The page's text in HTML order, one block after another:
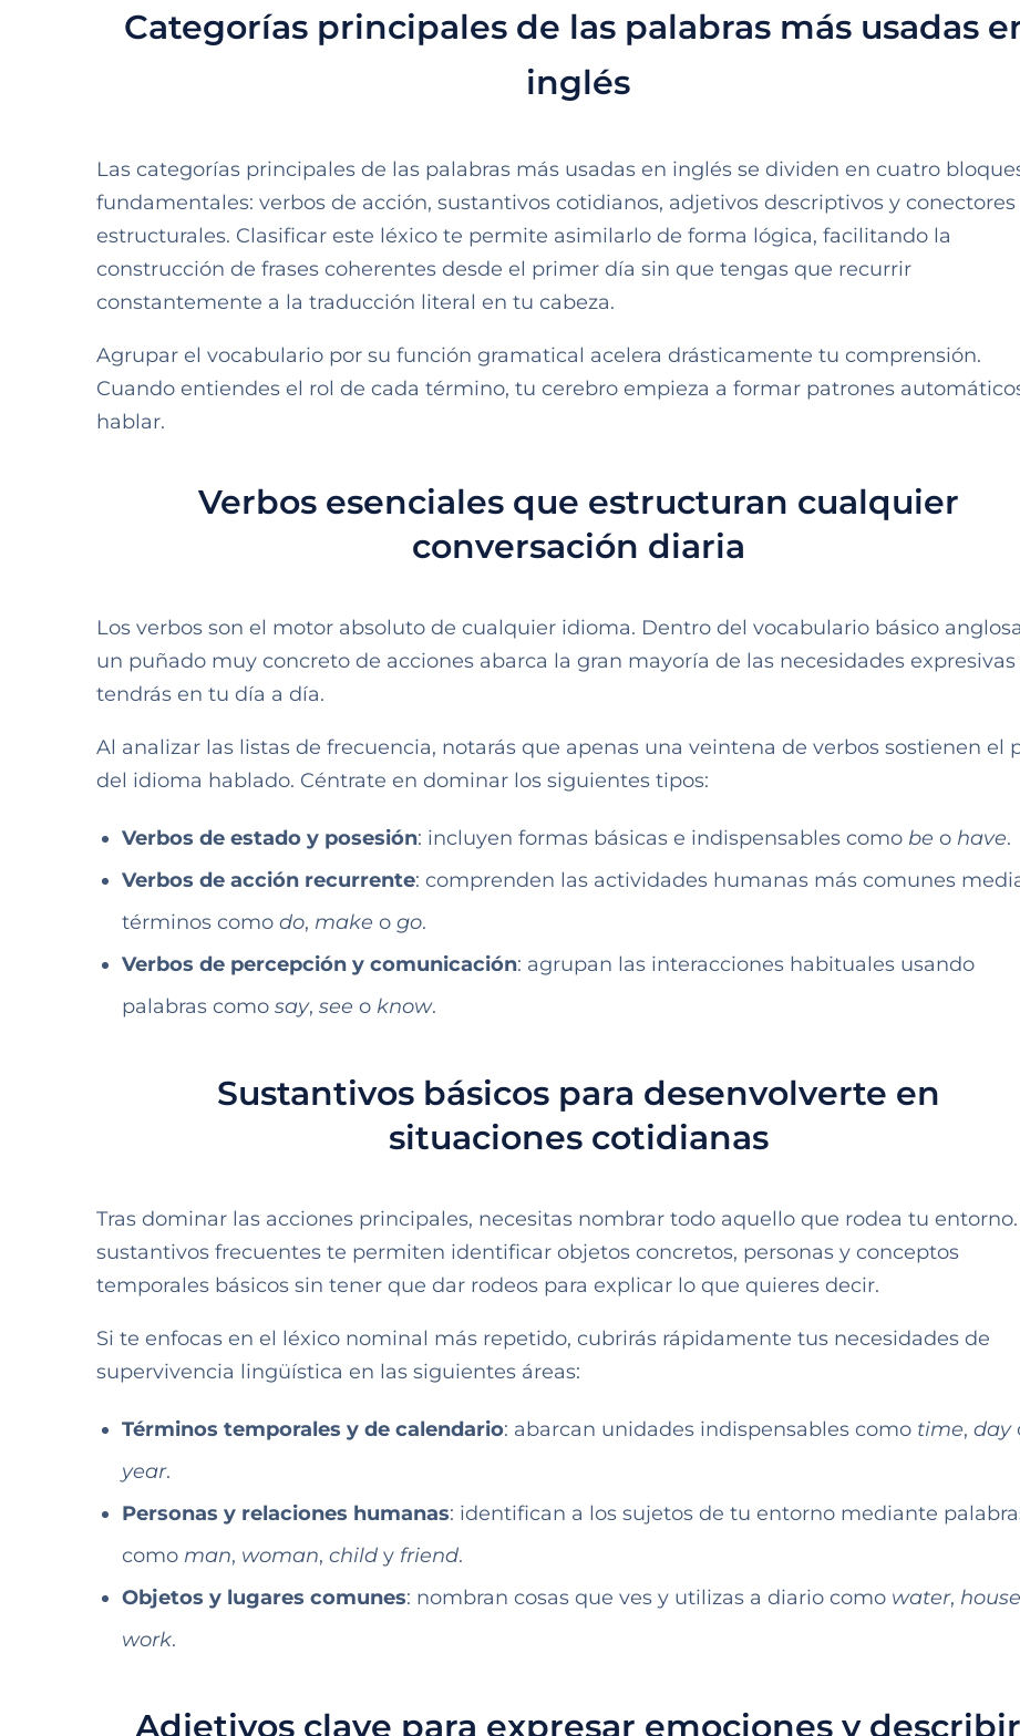
Categorías principales de las palabras más usadas
inglés
Las categorías principales de las palabras más usadas en inglés se dividen en cuatro
fundamentales: verbos de acción, sustantivos cotidianos, adjetivos descriptivos y conectores
estructurales. Clasificar este léxico te permite asimilarlo de forma lógica, facilitando la
construcción de frases coherentes desde el primer día sin que tengas que recurrir
constantemente a la traducción literal en tu cabeza.
Agrupar el vocabulario por su función gramatical acelera drásticamente tu comprensión.
Cuando entiendes el rol de cada término, tu cerebro empieza a formar patrones
hablar.
Verbos esenciales que estructuran cualquier
conversación diaria
Los verbos son el motor absoluto de cualquier idioma. Dentro del vocabulario básico
un puñado muy concreto de acciones abarca la gran mayoría de las necesidades
tendrás en tu día a día.
Al analizar las listas de frecuencia, notarás que apenas una veintena de verbos sostienen el
del idioma hablado. Céntrate en dominar los siguientes tipos:
Verbos de estado y posesión: incluyen formas básicas e indispensables como be o have.
Verbos de acción recurrente: comprenden las actividades humanas más comunes
términos comodo, make ogo.
Verbos de percepción y comunicación: agrupan las interacciones habituales usando
palabras comosay,see o know.
Sustantivos básicos para desenvolverte en
situaciones cotidianas
Tras dominar las acciones principales, necesitas nombrar todo aquello que rodea tu
sustantivos frecuentes te permiten identificar objetos concretos, personas y conceptos
temporales básicos sin tener que dar rodeos para explicar lo que quieres decir.
Si te enfocas en el léxico nominal más repetido, cubrirás rápidamente tus necesidades de
supervivencia lingüística en las siguientes áreas:
Términos temporales y de calendario: abarcan unidades indispensables como time,day
year.
Personas y relaciones humanas: identifican a los sujetos de tu entorno mediante
como man, woman,child y friend.
Objetos y lugares comunes: nombran cosas que ves y utilizas a diario como water, house
work.
Adjetivos clave para expresar emociones y describir